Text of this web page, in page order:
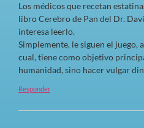
Los médicos que recetan
libro Cerebro de Pan del Dr.
interesa leerlo.
Simplemente, le siguen el juego,
cual, tiene como objetivo
humanidad, sino hacer vulgar
Responder